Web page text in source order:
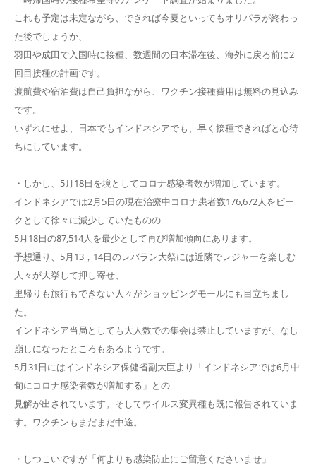
これも予定は未定ながら、できれば今夏といってもオリパラが終わっ
た後でしょうか、
羽田や成田で入国時に接種、数週間の日本滞在後、海外に戻る前に2
回目接種の計画です。
渡航費や宿泊費は自己負担ながら、ワクチン接種費用は無料の見込み
です。
いずれにせよ、日本でもインドネシアでも、早く接種できればと心待
ちにしています。
・しかし、5月18日を境としてコロナ感染者数が増加しています。
インドネシアでは2月5日の現在治療中コロナ患者数176,672人をピー
クとして徐々に減少していたものの
5月18日の87,514人を最少として再び増加傾向にあります。
予想通り、5月13，14日のレバラン大祭には近隣でレジャーを楽しむ
人々が大挙して押し寄せ、
里帰りも旅行もできない人々がショッピングモールにも目立ちまし
た。
インドネシア当局としても大人数での集会は禁止していますが、なし
崩しになったところもあるようです。
5月31日にはインドネシア保健省副大臣より「インドネシアでは6月中
旬にコロナ感染者数が増加する」との
見解が出されています。そしてウイルス変異種も既に報告されていま
す。ワクチンもまだまだ中途。
・しつこいですが「何よりも感染防止にご留意くださいませ」